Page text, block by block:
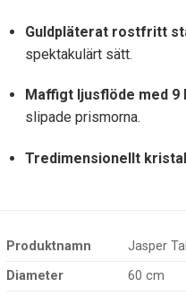
Guldpläterat rostfritt
spektakulärt sätt.
Maffigt ljusflöde med 9
slipade prismorna.
Tredimensionellt
Produktnamn
Jasper
Diameter
60 cm